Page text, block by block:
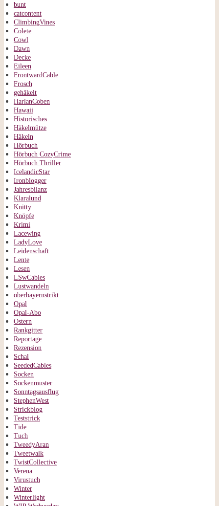
bunt
catcontent
ClimbingVines
Colete
Cowl
Dawn
Decke
Eileen
FrontwardCable
Frosch
gehäkelt
HarlanCoben
Hawaii
Historisches
Häkelmütze
Häkeln
Hörbuch
Hörbuch CozyCrime
Hörbuch Thriller
IcelandicStar
Ironblogger
Jahresbilanz
Klaralund
Knitty
Knöpfe
Krimi
Lacewing
LadyLove
Leidenschaft
Lente
Lesen
LSwCables
Lustwandeln
oberbayernstrikt
Opal
Opal-Abo
Ostern
Rankgitter
Reportage
Rezension
Schal
SeededCables
Socken
Sockenmuster
Sonntagsausflug
StephenWest
Strickblog
Teststrick
Tide
Tuch
TweedyAran
Tweetwalk
TwistCollective
Verena
Virustuch
Winter
Winterlight